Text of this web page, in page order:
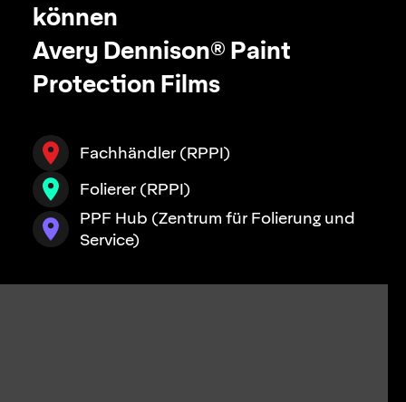
können
Avery Dennison® Paint
Protection Films
Fachhändler (RPPI)
Folierer (RPPI)
PPF Hub (Zentrum für Folierung und
Service)